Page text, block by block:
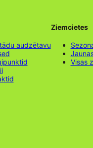
audzētavu
Ziemcietes
Visas